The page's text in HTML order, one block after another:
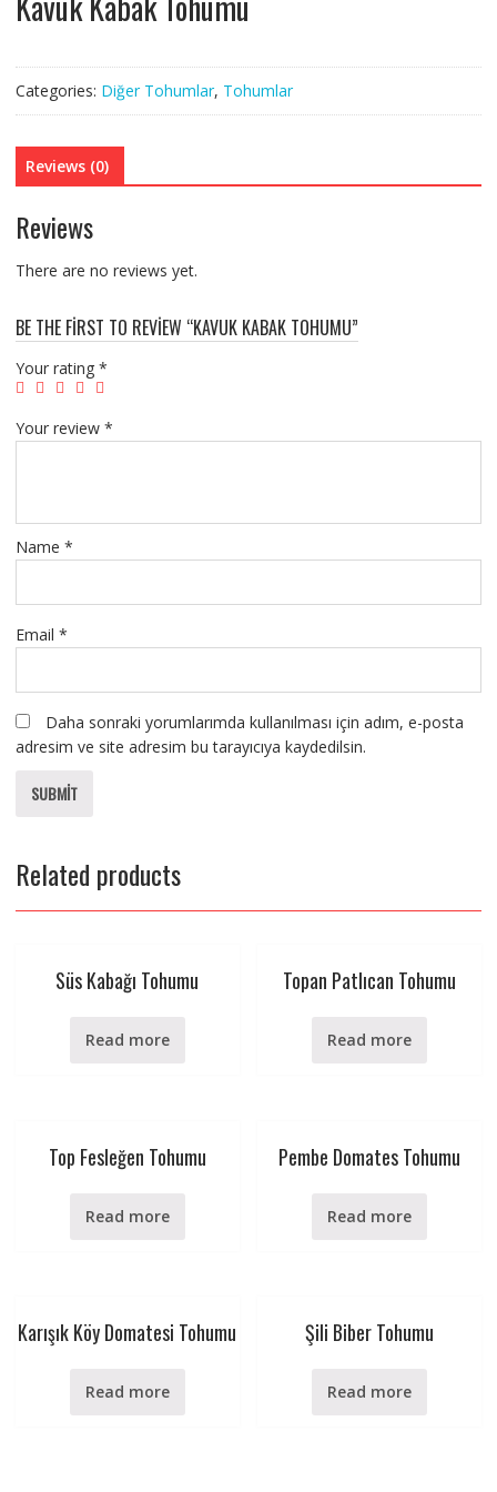
Categories: Diğer Tohumlar, Tohumlar
Reviews (0)
Reviews
There are no reviews yet.
BE THE FIRST TO REVIEW “KAVUK KABAK TOHUMU”
Your rating *
Your review *
Name *
Email *
Daha sonraki yorumlarımda kullanılması için adım, e-posta
adresim ve site adresim bu tarayıcıya kaydedilsin.
Related products
Süs Kabağı Tohumu
Read more
Topan Patlıcan Tohumu
Read more
Top Fesleğen Tohumu
Read more
Pembe Domates Tohumu
Read more
Karışık Köy Domatesi Tohumu
Read more
Şili Biber Tohumu
Read more